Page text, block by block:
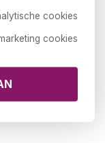
cookies
cookies